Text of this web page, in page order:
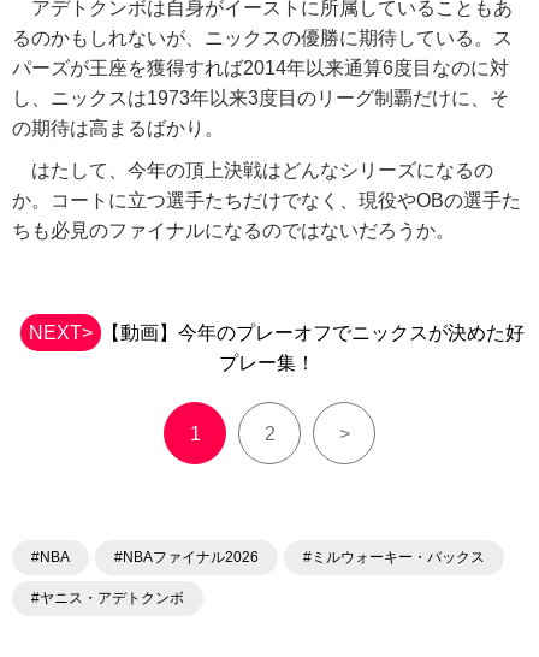
アデトクンボは自身がイーストに所属していることもあ
るのかもしれないが、ニックスの優勝に期待している。ス
パーズが王座を獲得すれば2014年以来通算6度目なのに対
し、ニックスは1973年以来3度目のリーグ制覇だけに、そ
の期待は高まるばかり。
はたして、今年の頂上決戦はどんなシリーズになるの
か。コートに立つ選手たちだけでなく、現役やOBの選手た
ちも必見のファイナルになるのではないだろうか。
NEXT>
【動画】今年のプレーオフでニックスが決めた好
プレー集！
1 2 >
#NBA #NBAファイナル2026 #ミルウォーキー・バックス
#ヤニス・アデトクンボ